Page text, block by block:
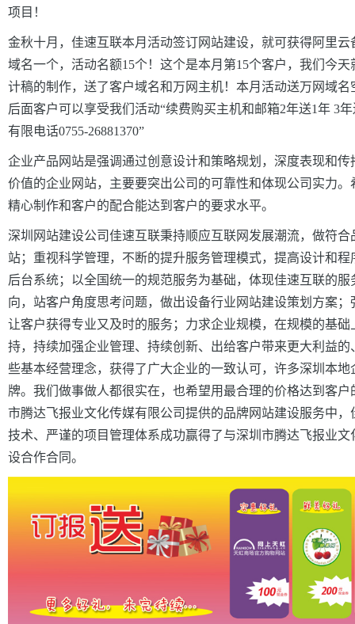
项目！
金秋十月，佳速互联本月活动签订网站建设，就可获得阿里
域名一个，活动名额15个！这个是本月第15个客户，我们今天
计稿的制作，送了客户域名和万网主机！本月活动送万网域
后面客户可以享受我们活动“续费购买主机和邮箱2年送1年 3
有限电话0755-26881370”
企业产品网站是强调通过创意设计和策略规划，深度表现和
价值的企业网站，主要要突出公司的可靠性和体现公司实力
精心制作和客户的配合能达到客户的要求水平。
深圳网站建设公司佳速互联秉持顺应互联网发展潮流，做符
站；重视科学管理，不断的提升服务管理模式，提高设计和程
后台系统；以全国统一的规范服务为基础，体现佳速互联的
向，站客户角度思考问题，做出设备行业网站建设策划方案
让客户获得专业又及时的服务；力求企业规模，在规模的基础
持，持续加强企业管理、持续创新、出给客户带来更大利益
些基本经营理念，获得了广大企业的一致认可，许多深圳本地
牌。 我们做事做人都很实在，也希望用最合理的价格达到客
市腾达飞报业文化传媒有限公司提供的品牌网站建设服务中
技术、严谨的项目管理体系成功赢得了与深圳市腾达飞报业文
设合作合同。